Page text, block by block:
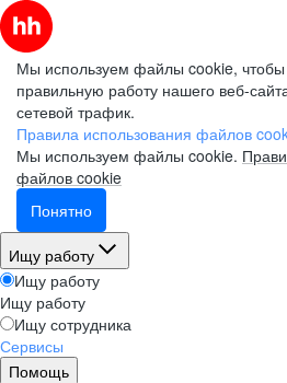
Мы используем файлы cookie, чтобы
правильную работу нашего веб-
сетевой трафик.
Правила использования файлов
Мы используем файлы cookie.
файлов cookie
Понятно
Ищу работу
Ищу работу
Ищу работу
Ищу сотрудника
Сервисы
Помощь